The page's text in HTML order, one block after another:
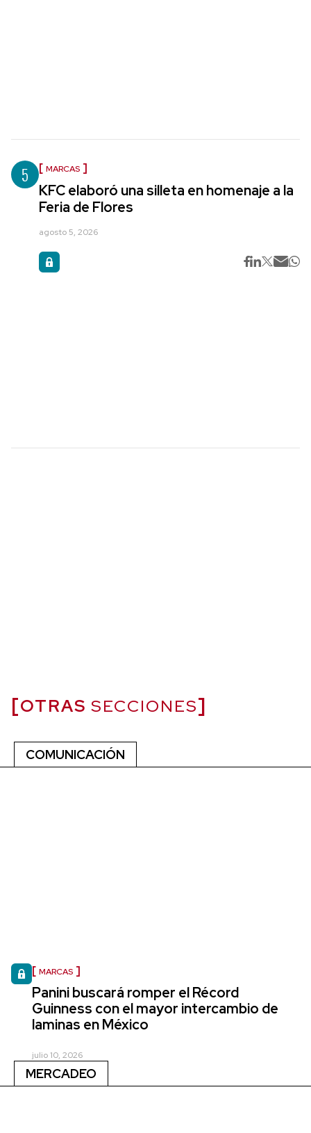
5 MARCAS
KFC elaboró una silleta en homenaje a la
Feria de Flores
agosto 5, 2026
OTRAS SECCIONES
COMUNICACIÓN
MARCAS
Panini buscará romper el Récord
Guinness con el mayor intercambio de
laminas en México
julio 10, 2026
MERCADEO